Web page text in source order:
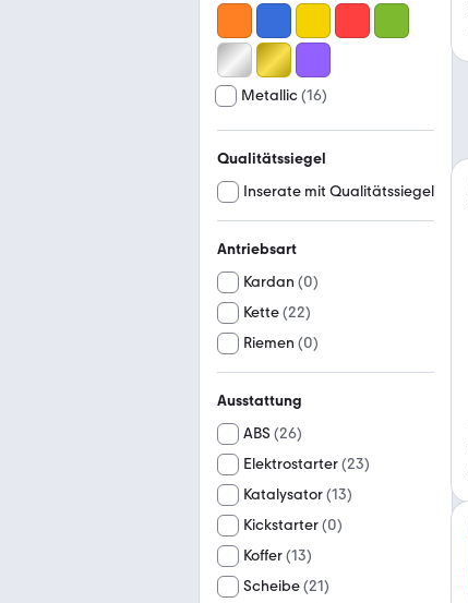
Metallic(16)
Qualitätssiegel
Inserate mit Qualitätssiegel
Antriebsart
Kardan (0)
Kette(22)
Riemen (0)
Ausstattung
ABS (26)
Elektrostarter(23)
Katalysator(13)
Kickstarter(0)
Koffer(13)
Scheibe(21)